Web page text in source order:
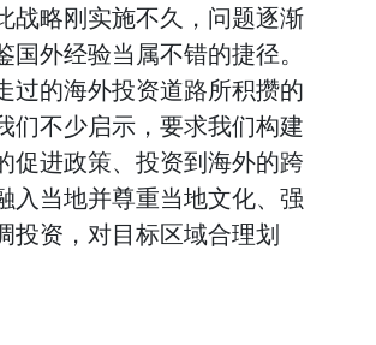
战略刚实施不久，问题逐渐
国外经验当属不错的捷径。
过的海外投资道路所积攒的
们不少启示，要求我们构建
促进政策、投资到海外的跨
入当地并尊重当地文化、强
投资，对目标区域合理划